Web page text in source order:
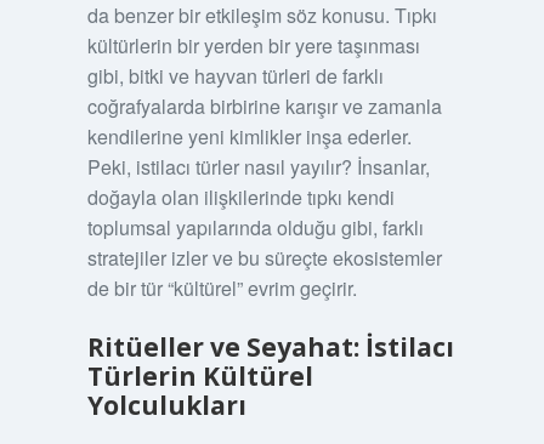
da benzer bir etkileşim söz konusu. Tıpkı
kültürlerin bir yerden bir yere taşınması
gibi, bitki ve hayvan türleri de farklı
coğrafyalarda birbirine karışır ve zamanla
kendilerine yeni kimlikler inşa ederler.
Peki, istilacı türler nasıl yayılır? İnsanlar,
doğayla olan ilişkilerinde tıpkı kendi
toplumsal yapılarında olduğu gibi, farklı
stratejiler izler ve bu süreçte ekosistemler
de bir tür “kültürel” evrim geçirir.
Ritüeller ve Seyahat: İstilacı
Türlerin Kültürel
Yolculukları